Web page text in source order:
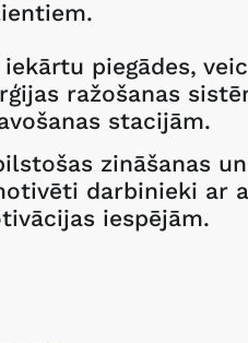
piegādes,
ražošanas
stacijām.
zināšanas
darbinieki ar
iespējām.